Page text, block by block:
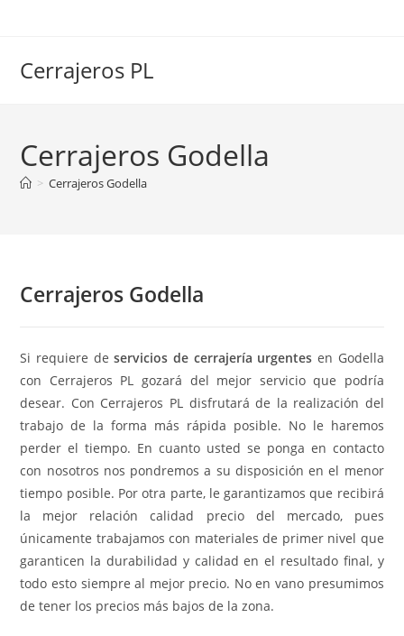
Cerrajeros PL
Cerrajeros Godella
> Cerrajeros Godella
Cerrajeros Godella
Si requiere deservicios de cerrajería urgentes en Godella
con Cerrajeros PL gozará del mejor servicio que podría
desear. Con Cerrajeros PL disfrutará de la realización del
trabajo de la forma más rápida posible. No le haremos
perder el tiempo. En cuanto usted se ponga en contacto
con nosotros nos pondremos a su disposición en el menor
tiempo posible. Por otra parte, le garantizamos que recibirá
la mejor relación calidad precio del mercado, pues
únicamente trabajamos con materiales de primer nivel que
garanticen la durabilidad y calidad en el resultado final, y
todo esto siempre al mejor precio. No en vano presumimos
de tener los precios más bajos de la zona.